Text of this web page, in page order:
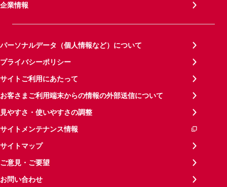
企業情報
パーソナルデータ（個人情報など）について
プライバシーポリシー
サイトご利用にあたって
お客さまご利用端末からの情報の外部送信について
見やすさ・使いやすさの調整
サイトメンテナンス情報
サイトマップ
ご意見・ご要望
お問い合わせ